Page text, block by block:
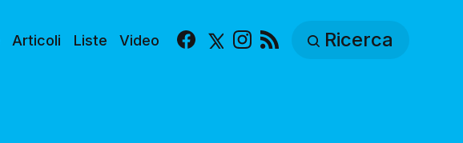
Articoli Liste Video Facebook
X Instagram Ricerca